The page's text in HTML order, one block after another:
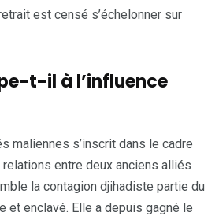
est censé s’échelonner sur
t-il à l’influence
maliennes s’inscrit dans le cadre
relations entre deux anciens alliés
la contagion djihadiste partie du
et enclavé. Elle a depuis gagné le